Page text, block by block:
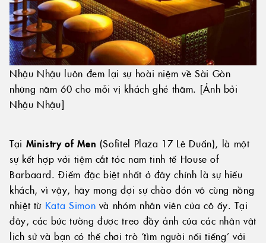
Nhậu Nhậu luôn đem lại sự hoài niệm về Sài Gòn
những năm 60 cho mỗi vị khách ghé thăm. [Ảnh bởi
Nhậu Nhậu]
Tại Ministry of Men (Sofitel Plaza 17 Lê Duẩn), là một
sự kết hợp với tiệm cắt tóc nam tinh tế House of
Barbaard. Điểm đặc biệt nhất ở đây chính là sự hiếu
khách, vì vậy, hãy mong đợi sự chào đón vô cùng nồng
nhiệt từ Kata Simon và nhóm nhân viên của cô ấy. Tại
đây, các bức tường được treo đầy ảnh của các nhân vật
lịch sử và bạn có thể chơi trò ‘tìm người nổi tiếng’ với